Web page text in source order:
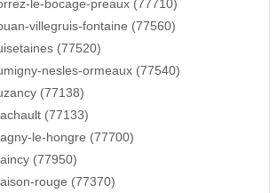
le-bocage-preaux (77710)
villegruis-fontaine (77560)
(77520)
nesles-ormeaux (77540)
(77138)
(77133)
le-hongre (77700)
(77950)
rouge (77370)